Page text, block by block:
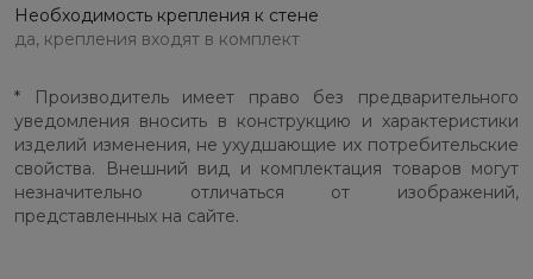
Необходимость крепления к стене
да, крепления входят в комплект
* Производитель имеет право без предварительного
уведомления вносить в конструкцию и характеристики
изделий изменения, не ухудшающие их потребительские
свойства. Внешний вид и комплектация товаров могут
незначительно отличаться от изображений,
представленных на сайте.